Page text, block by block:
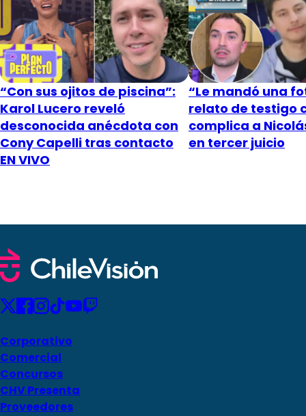
“Con sus ojitos de piscina”:
Karol Lucero reveló
desconocida anécdota con
Cony Capelli tras contacto
EN VIVO
“Le mandó una
relato de testigo
complica a
en tercer juicio
Corporativo
Comercial
Concursos
CHV Presenta
Proveedores